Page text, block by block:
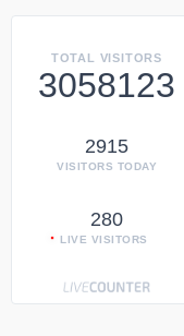
TOTAL VISITORS
3058123
2915
VISITORS TODAY
280
LIVE VISITORS